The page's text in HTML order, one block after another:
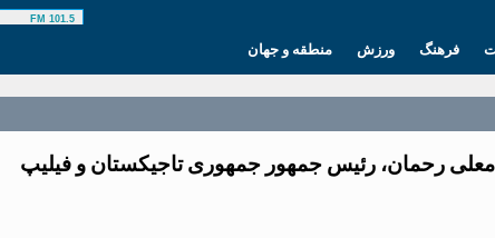
101.5 FM
منطقه و جهان ورزش فرهنگ
رحمان، رئیس جمهور جمهوری تاجیکستان و فیلیپ